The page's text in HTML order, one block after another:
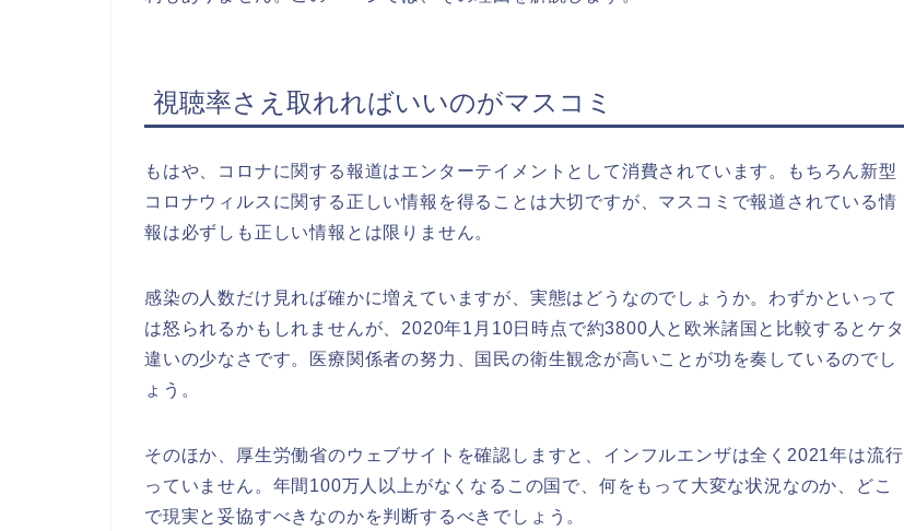
視聴率さえ取れればいいのがマスコミ
もはや、コロナに関する報道はエンターテイメントとして消費されています。もちろん新型
コロナウィルスに関する正しい情報を得ることは大切ですが、マスコミで報道されている情
報は必ずしも正しい情報とは限りません。
感染の人数だけ見れば確かに増えていますが、実態はどうなのでしょうか。わずかといって
は怒られるかもしれませんが、2020年1月10日時点で約3800人と欧米諸国と比較するとケタ
違いの少なさです。医療関係者の努力、国民の衛生観念が高いことが功を奏しているのでし
ょう。
そのほか、厚生労働省のウェブサイトを確認しますと、インフルエンザは全く2021年は流行
っていません。年間100万人以上がなくなるこの国で、何をもって大変な状況なのか、どこ
で現実と妥協すべきなのかを判断するべきでしょう。